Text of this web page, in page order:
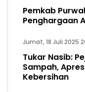
Pemkab
Penghargaan
Jumat, 18 Juli 2025
Tukar Nasib:
Sampah,
Kebersihan